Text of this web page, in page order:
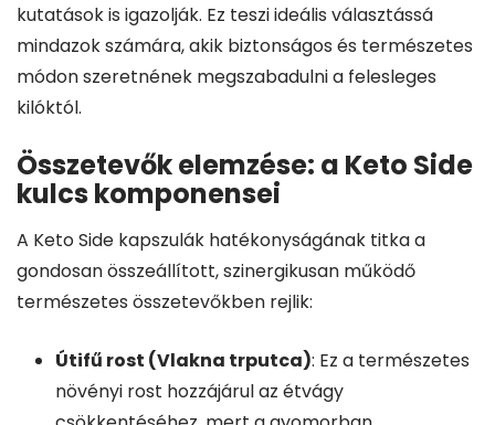
kutatások is igazolják. Ez teszi ideális választássá
mindazok számára, akik biztonságos és természetes
módon szeretnének megszabadulni a felesleges
kilóktól.
Összetevők elemzése: a Keto Side
kulcs komponensei
A Keto Side kapszulák hatékonyságának titka a
gondosan összeállított, szinergikusan működő
természetes összetevőkben rejlik:
Útifű rost (Vlakna trputca): Ez a természetes
növényi rost hozzájárul az étvágy